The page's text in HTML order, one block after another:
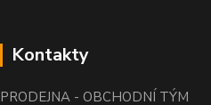
Kontakty
PRODEJNA - OBCHODNÍ TÝM